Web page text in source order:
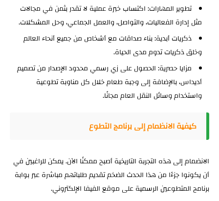
تطوير المهارات:اكتساب خبرة عملية لا تقدر بثمن في مجالات
مثل إدارة الفعاليات، والتواصل، والعمل الجماعي، وحل المشكلات.
ذكريات أبدية:بناء صداقات مع أشخاص من جميع أنحاء العالم
وخلق ذكريات تدوم مدى الحياة.
مزايا حصرية:الحصول على زي رسمي محدود الإصدار من تصميم
أديداس، بالإضافة إلى وجبة طعام خلال كل مناوبة تطوعية
واستخدام وسائل النقل العام مجانًا.
كيفية الانظمام إلى برنامج التطوع
الانضمام إلى هذه التجربة التاريخية أصبح ممكنًا الآن. يمكن للراغبين في
أن يكونوا جزءًا من هذا الحدث الضخم تقديم طلباتهم مباشرة عبر بوابة
برنامج المتطوعين الرسمية على موقع الفيفا الإلكتروني.